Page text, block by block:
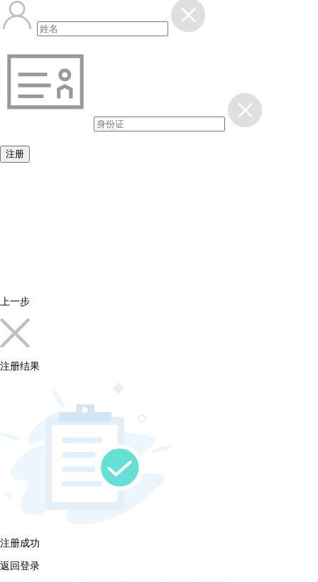
注册
上一步
注册结果
注册成功
返回登录